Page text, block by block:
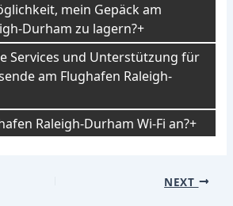
mein Gepäck am
Durham zu lagern?
Services und Unterstützung für
am Flughafen Raleigh-
Raleigh-Durham Wi-Fi an?
NEXT